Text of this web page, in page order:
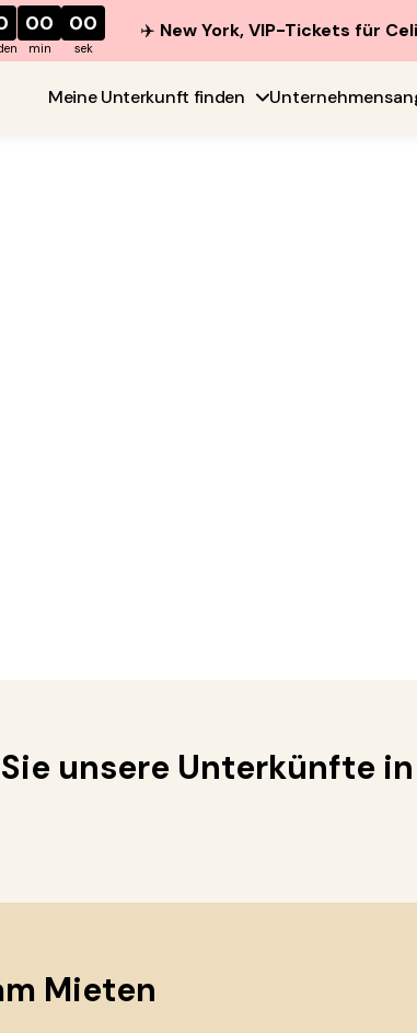
00
min
00
sek
✈️ New York, VIP-Tickets für
Meine Unterkunft finden
unsere Unterkünfte in
Mieten